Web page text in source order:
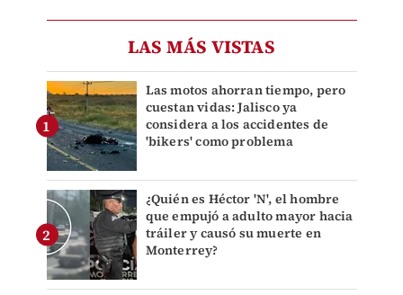
LAS MÁS VISTAS
Las motos ahorran tiempo, pero
cuestan vidas: Jalisco ya
considera a los accidentes de
'bikers' como problema
¿Quién es Héctor 'N', el hombre
que empujó a adulto mayor hacia
tráiler y causó su muerte en
Monterrey?